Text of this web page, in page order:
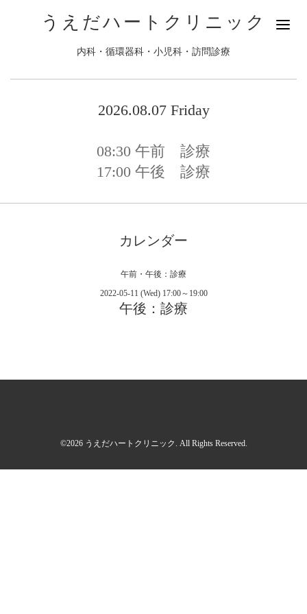
うえだハートクリニック
内科・循環器科・小児科・訪問診療
2026.08.07 Friday
08:30 午前 診療
17:00 午後 診療
カレンダー
午前・午後：診療
2022-05-11 (Wed) 17:00～19:00
午後：診療
©2026 うえだハートクリニック . All Rights Reserved.